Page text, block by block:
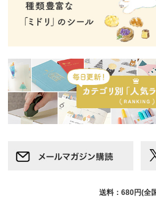
送料：680円(全